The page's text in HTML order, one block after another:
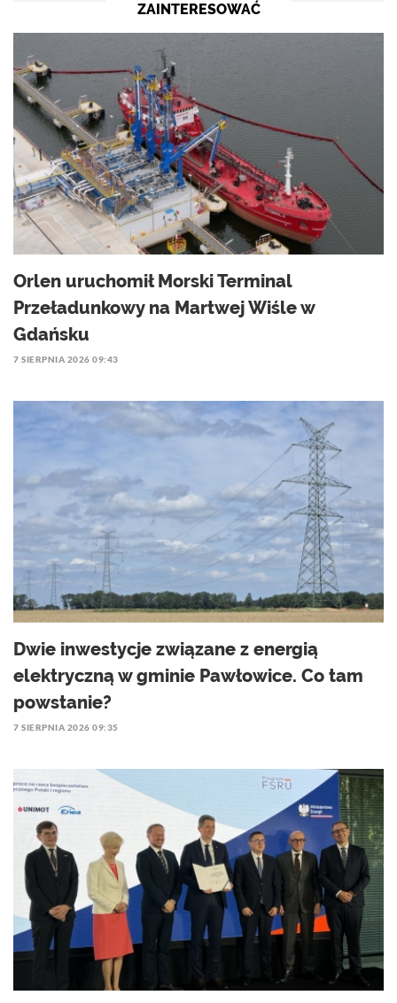
ZAINTERESOWAĆ
Orlen uruchomił Morski Terminal
Przeładunkowy na Martwej Wiśle w
Gdańsku
7 SIERPNIA 2026 09:43
Dwie inwestycje związane z energią
elektryczną w gminie Pawłowice. Co tam
powstanie?
7 SIERPNIA 2026 09:35